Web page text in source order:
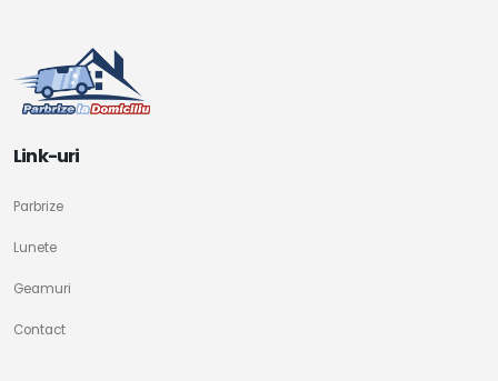
Link-uri
Parbrize
Lunete
Geamuri
Contact